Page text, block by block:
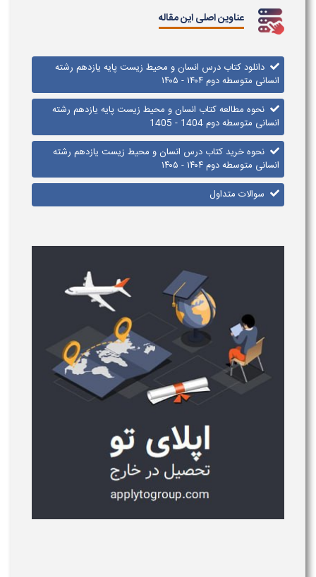
عناوین اصلی این مقاله
دانلود کتاب درس انسان و محیط زیست پایه یازدهم رشته
انسانی متوسطه دوم ۱۴۰۴ - ۱۴۰۵
نحوه مطالعه کتاب انسان و محیط زیست پایه یازدهم رشته
انسانی متوسطه دوم 1404 - 1405
نحوه خرید کتاب درس انسان و محیط زیست یازدهم رشته
انسانی متوسطه دوم ۱۴۰۴ - ۱۴۰۵
سوالات متداول